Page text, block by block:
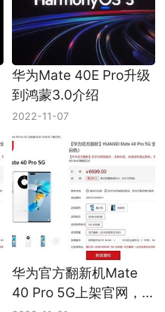
华为Mate 40E Pro升级
到鸿蒙3.0介绍
2022-11-07
华为官方翻新机Mate
40 Pro 5G上架官网，